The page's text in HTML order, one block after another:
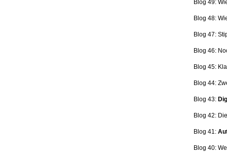
Blog 49:
Blog 48:
Blog 47:
Blog 46:
Blog 45:
Blog 44:
Blog 43:
Blog 42:
Blog 41:
Blog 40: